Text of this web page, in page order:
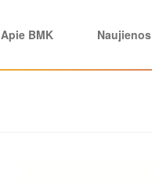
Apie BMK Naujienos